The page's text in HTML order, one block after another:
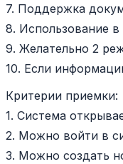
7. Поддержка
8. Использование в
9. Желательно 2
10. Если
Критерии приемки:
1. Система
2. Можно войти в
3. Можно создать